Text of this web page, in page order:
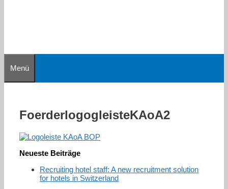
Menü
FoerderlogogleisteKAoA2
Neueste Beiträge
Recruiting hotel staff: A new recruitment solution
for hotels in Switzerland